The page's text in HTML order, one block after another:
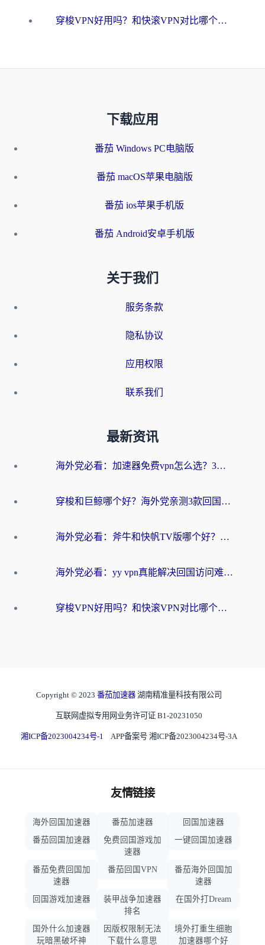
穿梭VPN好用吗？和快滚VPN对比哪个回国效果更好？海外党选回国加速器必看指南
下载应用
番茄 Windows PC电脑版
番茄 macOS苹果电脑版
番茄 ios苹果手机版
番茄 Android安卓手机版
关于我们
服务条款
隐私协议
应用权限
联系我们
最新资讯
海外党必看：加速器免费vpn怎么选？3步教你无缝访问国内资源
穿梭和巨鲸哪个好？海外党亲测3款回国加速器，教你避开90%的坑
海外党必看：斧牛和快帆TV版哪个好？3分钟选对回国加速器，无缝刷B站、追热剧
海外党必看：yy vpn真能解决回国访问难题？附云极initap测评+免费方案对比
穿梭VPN好用吗？和快滚VPN对比哪个回国效果更好？海外党选回国加速器必看指南
Copyright © 2023 番茄加速器 湖南精准量科技有限公司
互联网虚拟专用网业务许可证 B1-20231050
湘ICP备2023004234号-1 APP备案号 湘ICP备2023004234号-3A
友情链接
海外回国加速器 番茄加速器
回国加速器
番茄回国加速器
免费回国游戏加
速器
一键回国加速器
番茄免费回国加
速器
番茄回国VPN
番茄海外回国加
速器
回国游戏加速器
装甲战争加速器
排名
在国外打Dream
国外什么加速器
玩暗黑破坏神
因版权限制无法
下载什么意思
境外打重生细胞
加速器哪个好